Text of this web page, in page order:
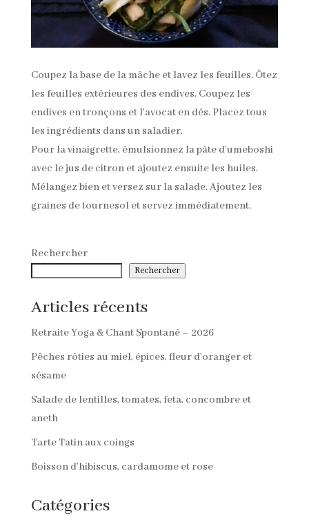
Coupez la base de la mâche et lavez les feuilles. Ôtez
les feuilles extérieures des endives. Coupez les
endives en tronçons et l’avocat en dés. Placez tous
les ingrédients dans un saladier.
Pour la vinaigrette, émulsionnez la pâte d’umeboshi
avec le jus de citron et ajoutez ensuite les huiles.
Mélangez bien et versez sur la salade. Ajoutez les
graines de tournesol et servez immédiatement.
Rechercher
Rechercher
Articles récents
Retraite Yoga & Chant Spontané – 2026
Pêches rôties au miel, épices, fleur d’oranger et
sésame
Salade de lentilles, tomates, feta, concombre et
aneth
Tarte Tatin aux coings
Boisson d’hibiscus, cardamome et rose
Catégories